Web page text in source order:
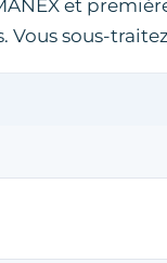
et
sous-